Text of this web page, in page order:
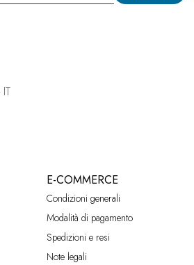
E-COMMERCE
Condizioni generali
Modalità di pagamento
Spedizioni e resi
Note legali